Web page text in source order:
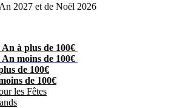
2027 et de Noël 2026
à plus de 100€
moins de 100€
de 100€
de 100€
les Fêtes